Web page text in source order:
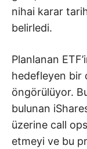
nihai karar
belirledi.
Planlanan
hedefleyen bir
öngörülüyor.
bulunan
üzerine call
etmeyi ve bu